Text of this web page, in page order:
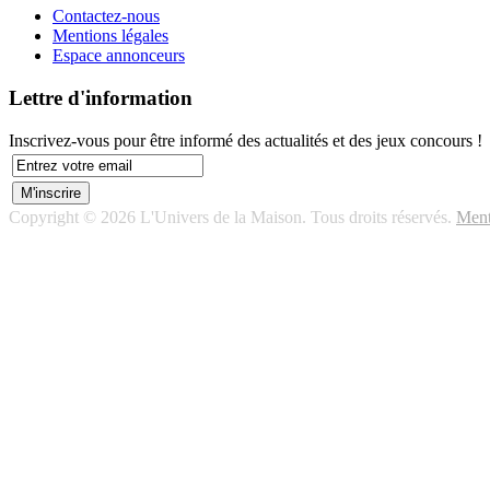
Contactez-nous
Mentions légales
Espace annonceurs
Lettre d'information
Inscrivez-vous pour être informé des actualités et des jeux concours !
Copyright © 2026 L'Univers de la Maison. Tous droits réservés.